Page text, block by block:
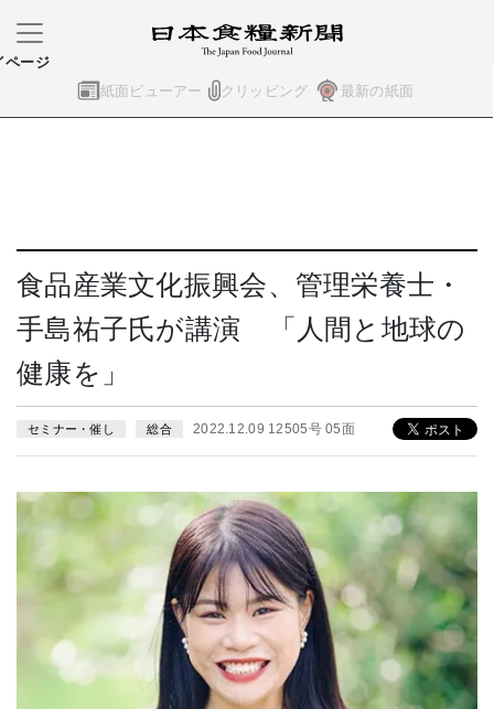
紙面ビューアー クリッピング 最新の紙面
ページ
食品産業文化振興会、管理栄養士・
手島祐子氏が講演 「人間と地球の
健康を」
セミナー・催し 総合 2022.12.09 12505号 05面